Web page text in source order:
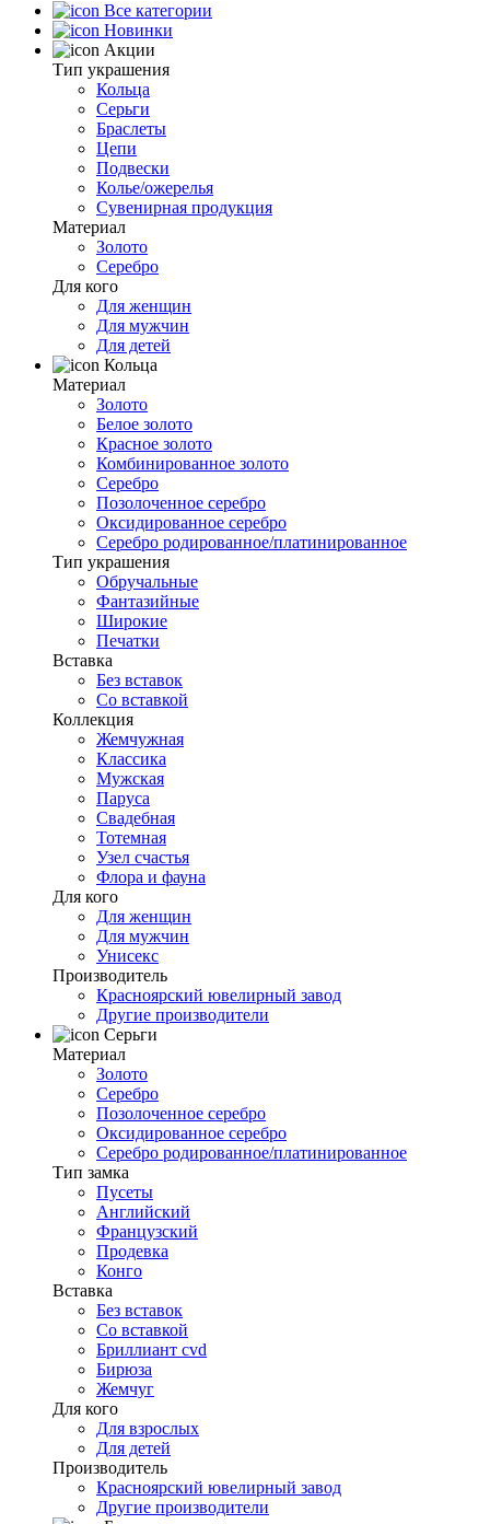
Все категории
Новинки
Акции
Тип украшения
Кольца
Серьги
Браслеты
Цепи
Подвески
Колье/ожерелья
Сувенирная продукция
Материал
Золото
Серебро
Для кого
Для женщин
Для мужчин
Для детей
Кольца
Материал
Золото
Белое золото
Красное золото
Комбинированное золото
Серебро
Позолоченное серебро
Оксидированное серебро
Серебро родированное/платинированное
Тип украшения
Обручальные
Фантазийные
Широкие
Печатки
Вставка
Без вставок
Со вставкой
Коллекция
Жемчужная
Классика
Мужская
Паруса
Свадебная
Тотемная
Узел счастья
Флора и фауна
Для кого
Для женщин
Для мужчин
Унисекс
Производитель
Красноярский ювелирный завод
Другие производители
Серьги
Материал
Золото
Серебро
Позолоченное серебро
Оксидированное серебро
Серебро родированное/платинированное
Тип замка
Пусеты
Английский
Французский
Продевка
Конго
Вставка
Без вставок
Со вставкой
Бриллиант cvd
Бирюза
Жемчуг
Для кого
Для взрослых
Для детей
Производитель
Красноярский ювелирный завод
Другие производители